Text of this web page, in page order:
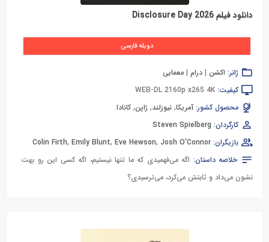
دانلود فیلم Disclosure Day 2026
دوبله فارسی
ژانر: اکشن | درام | معمایی
کیفیت: WEB-DL 2160p x265 4K
محصول کشور: آمریکا, نیوزلند, ژاپن, کانادا
کارگردان: Steven Spielberg
بازیگران:
Colin Firth, Emily Blunt, Eve Hewson, Josh O'Connor
خلاصه داستان: اگه می‌فهمیدی که ما تنها نیستیم، اگه کسی این رو بهت
نشون می‌داد و ثابتش می‌کرد، می‌ترسیدی؟